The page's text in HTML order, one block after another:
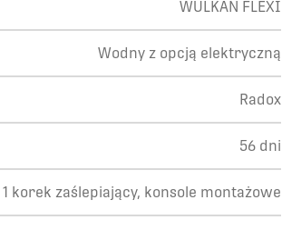
WULKAN FLEXI
Wodny z opcją elektryczną
Radox
56 dni
korek zaślepiający, konsole montażowe